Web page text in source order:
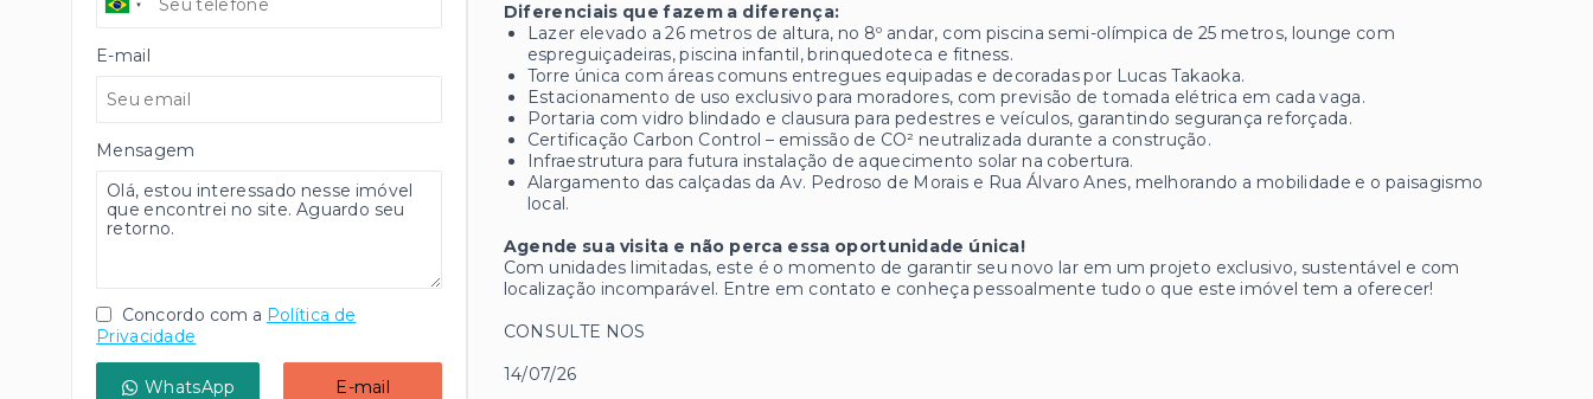
Diferenciais que fazem a diferença:
Lazer elevado a 26 metros de altura, no 8º andar, com piscina semi-olímpica de 25 metros, lounge com
espreguiçadeiras, piscina infantil, brinquedoteca e fitness.
Torre única com áreas comuns entregues equipadas e decoradas por Lucas Takaoka.
Estacionamento de uso exclusivo para moradores, com previsão de tomada elétrica em cada vaga.
Portaria com vidro blindado e clausura para pedestres e veículos, garantindo segurança reforçada.
Certificação Carbon Control – emissão de CO² neutralizada durante a construção.
Infraestrutura para futura instalação de aquecimento solar na cobertura.
Alargamento das calçadas da Av. Pedroso de Morais e Rua Álvaro Anes, melhorando a mobilidade e o paisagismo
local.
Agende sua visita e não perca essa oportunidade única!
Com unidades limitadas, este é o momento de garantir seu novo lar em um projeto exclusivo, sustentável e com
localização incomparável. Entre em contato e conheça pessoalmente tudo o que este imóvel tem a oferecer!
CONSULTE NOS
14/07/26
E-mail
Mensagem
Concordo com a Política de
Privacidade
WhatsApp E-mail